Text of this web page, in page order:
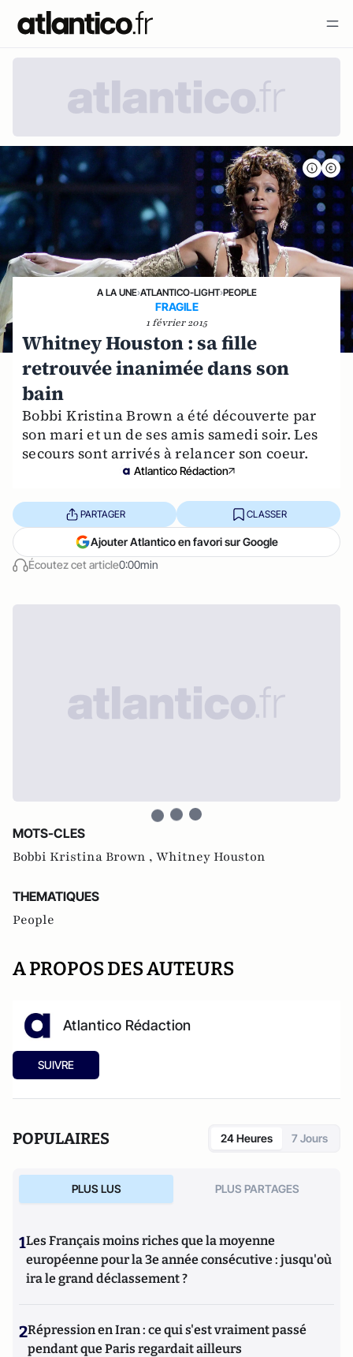
A LA UNE›ATLANTICO-LIGHT›PEOPLE
FRAGILE
1 février 2015
Whitney Houston : sa fille
retrouvée inanimée dans son
bain
Bobbi Kristina Brown a été découverte par
son mari et un de ses amis samedi soir. Les
secours sont arrivés à relancer son coeur.
Atlantico Rédaction
Écoutez cet article0:00min
PARTAGER CLASSER
Ajouter Atlantico en favori sur Google
MOTS-CLES
Bobbi Kristina Brown , Whitney Houston
THEMATIQUES
People
A PROPOS DES AUTEURS
Atlantico Rédaction
SUIVRE
POPULAIRES 24 Heures 7 Jours
PLUS LUS PLUS PARTAGES
1Les Français moins riches que la moyenne
européenne pour la 3e année consécutive : jusqu'où
ira le grand déclassement ?
2Répression en Iran : ce qui s'est vraiment passé
pendant que Paris regardait ailleurs